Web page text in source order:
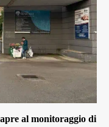
al monitoraggio di